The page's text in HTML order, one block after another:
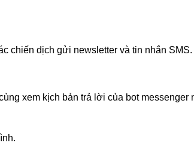
chiến dịch gửi newsletter và tin nhắn SMS.
xem kịch bản trả lời của bot